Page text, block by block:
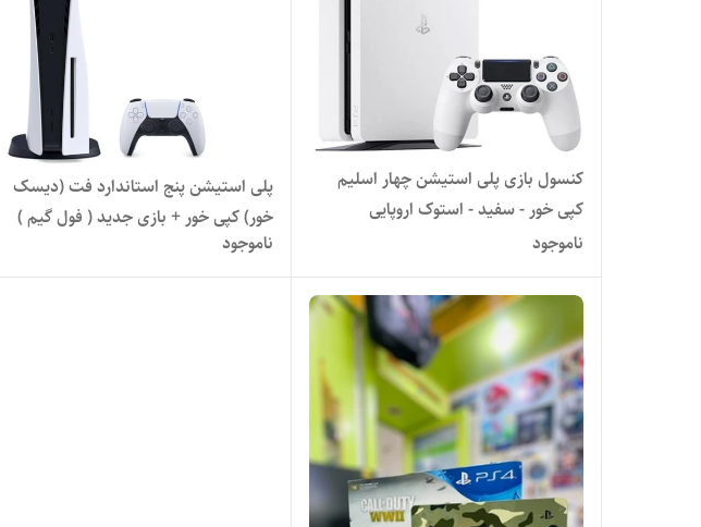
کنسول بازی پلی استیشن چهار اسلیم
کپی خور - سفید - استوک اروپایی
ناموجود
پلی استیشن پنج استاندارد فت (دیسک
خور) کپی خور + بازی جدید ( فول گیم )
ناموجود